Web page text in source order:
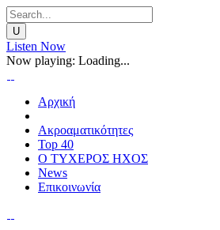
Listen Now
Now playing: Loading...
Αρχική
Ακροαματικότητες
Top 40
Ο ΤΥΧΕΡΟΣ ΗΧΟΣ
News
Επικοινωνία